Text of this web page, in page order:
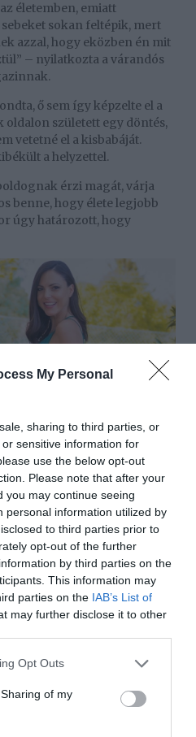
My Personal
sharing to third parties, or
sensitive information for
use the below opt-out
Please note that after your
you may continue seeing
personal information utilized by
to third parties prior to
opt-out of the further
by third parties on the
This information may
parties on the IAB’s List of
may further disclose it to other
app uses one or more Google
behaviour. You may click to
and its third-party tags to
purposes in below Google
Opt Outs
of my
életemben, emiatt
sokan feltépik, mert
azzal, hogy eközben én mit
– nyilatkozta a várandós
ő sem így képzelte el a
oldalon született egy döntés,
vetetné el a kisbabáját.
a helyzettel.
érzi magát, várja
benne, hogy élete legjobb
úgy határozott, hogy
mindig is 40 éves kora előtt
ez fontosabb volt
nem volt benne biztos, hogy
bármikor teherbe esem,
nem szedtem
fogant meg a baba,
biztos, hogy lehetek
állapotban lévő
hogy a családalapítás
az élet más forgatókönyvet
gyermeket vár Anita. Az első
meg akarja tartani a babát,
egykori kedvesével együtt